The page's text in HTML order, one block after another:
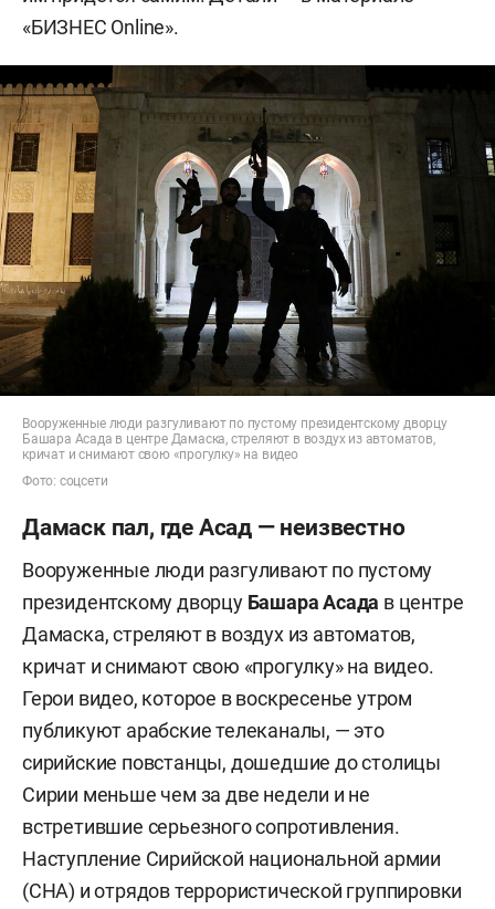
«БИЗНЕС Online».
Вооруженные люди разгуливают по пустому президентскому дворцу
Башара Асада в центре Дамаска, стреляют в воздух из автоматов,
кричат и снимают свою «прогулку» на видео
Фото: соцсети
Дамаск пал, где Асад — неизвестно
Вооруженные люди разгуливают по пустому
президентскому дворцу Башара Асада в центре
Дамаска, стреляют в воздух из автоматов,
кричат и снимают свою «прогулку» на видео.
Герои видео, которое в воскресенье утром
публикуют арабские телеканалы, — это
сирийские повстанцы, дошедшие до столицы
Сирии меньше чем за две недели и не
встретившие серьезного сопротивления.
Наступление Сирийской национальной армии
(СНА) и отрядов террористической группировки